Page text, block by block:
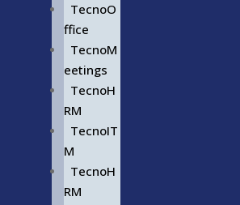
TecnoO
ffice
TecnoM
eetings
TecnoH
RM
TecnoIT
M
TecnoH
RM